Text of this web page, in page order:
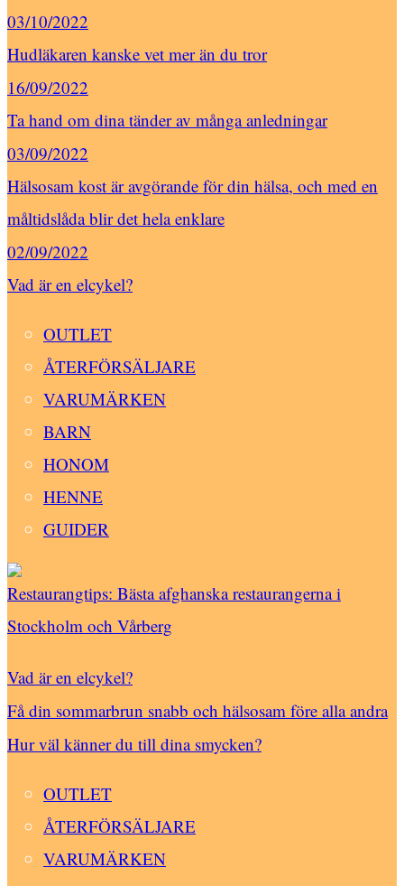
03/10/2022
Hudläkaren kanske vet mer än du tror
16/09/2022
Ta hand om dina tänder av många anledningar
03/09/2022
Hälsosam kost är avgörande för din hälsa, och med en
måltidslåda blir det hela enklare
02/09/2022
Vad är en elcykel?
OUTLET
ÅTERFÖRSÄLJARE
VARUMÄRKEN
BARN
HONOM
HENNE
GUIDER
Restaurangtips: Bästa afghanska restaurangerna i
Stockholm och Vårberg
Vad är en elcykel?
Få din sommarbrun snabb och hälsosam före alla andra
Hur väl känner du till dina smycken?
OUTLET
ÅTERFÖRSÄLJARE
VARUMÄRKEN